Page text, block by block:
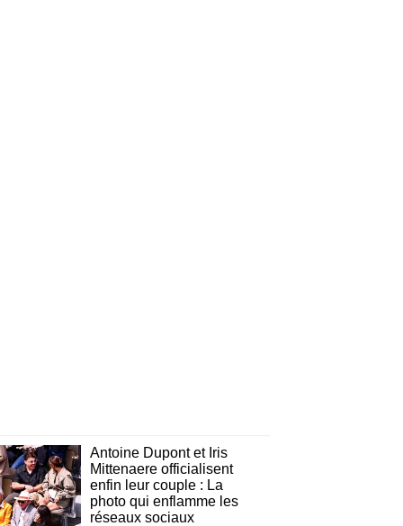
Antoine Dupont et Iris
Mittenaere officialisent
enfin leur couple : La
photo qui enflamme les
réseaux sociaux